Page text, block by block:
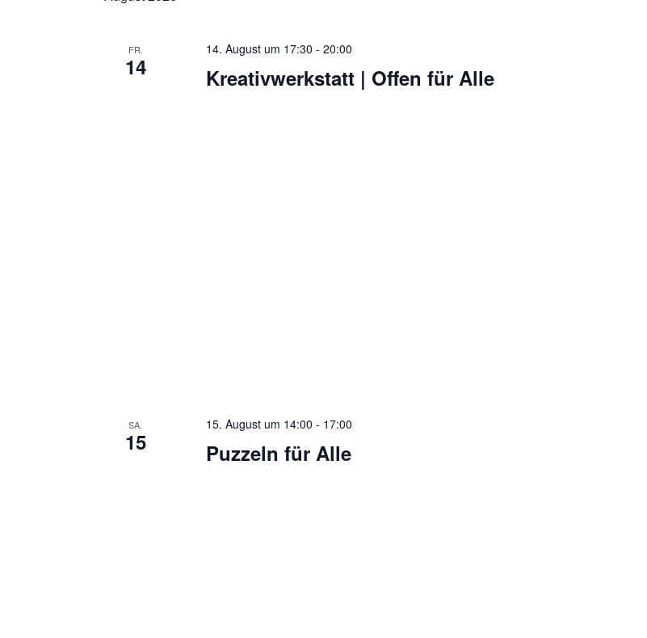
FR.
14 Kreativwerkstatt | Offen für Alle
14. August um 17:30 - 20:00
SA.
15 Puzzeln für Alle
15. August um 14:00 - 17:00